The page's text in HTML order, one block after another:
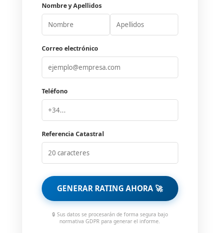
Nombre y Apellidos
Correo electrónico
Teléfono
Referencia Catastral
GENERAR RATING AHORA 🚀
🔒 Sus datos se procesarán de forma segura bajo
normativa GDPR para generar el informe.